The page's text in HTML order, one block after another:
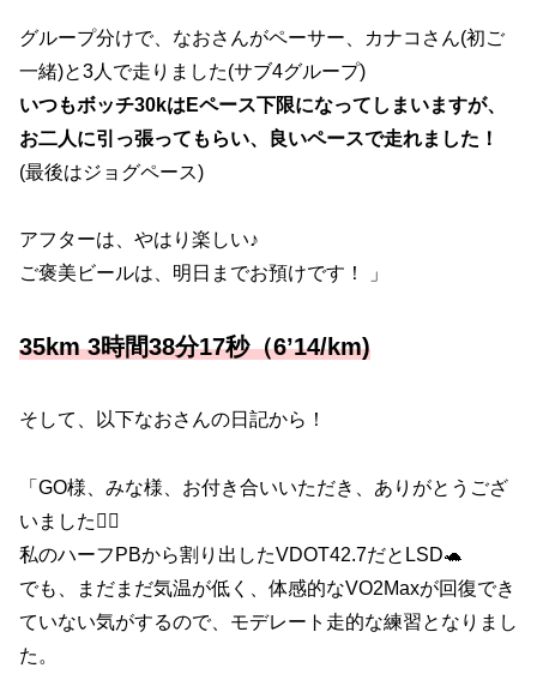
グループ分けで、なおさんがペーサー、カナコさん(初ご
一緒)と3人で走りました(サブ4グループ)
いつもボッチ30kはEペース下限になってしまいますが、
お二人に引っ張ってもらい、良いペースで走れました！
(最後はジョグペース)
アフターは、やはり楽しい♪
ご褒美ビールは、明日までお預けです！ 」
35km 3時間38分17秒（6’14/km)
そして、以下なおさんの日記から！
「GO様、みな様、お付き合いいただき、ありがとうござ
いました🙇‍♀️
私のハーフPBから割り出したVDOT42.7だとLSD🐢
でも、まだまだ気温が低く、体感的なVO2Maxが回復でき
ていない気がするので、モデレート走的な練習となりまし
た。